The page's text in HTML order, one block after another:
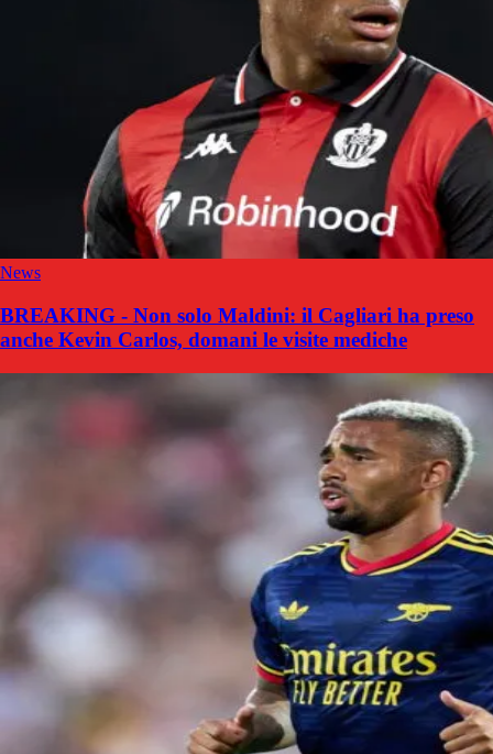
News
BREAKING - Non solo Maldini: il Cagliari ha preso
anche Kevin Carlos, domani le visite mediche